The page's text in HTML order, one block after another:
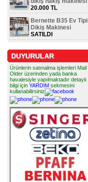
20.000 TL
Bernette B35 Ev Tipi
Dikiş Makinesi
SATILDI
DUYURULAR
Ürünlerin satınalma işlemleri Mail
Older üzerinden yada banka
havalesiyle yapılmaktadır detaylı
bilgi için YARDIM sekmesini
kullanabilirsiniz